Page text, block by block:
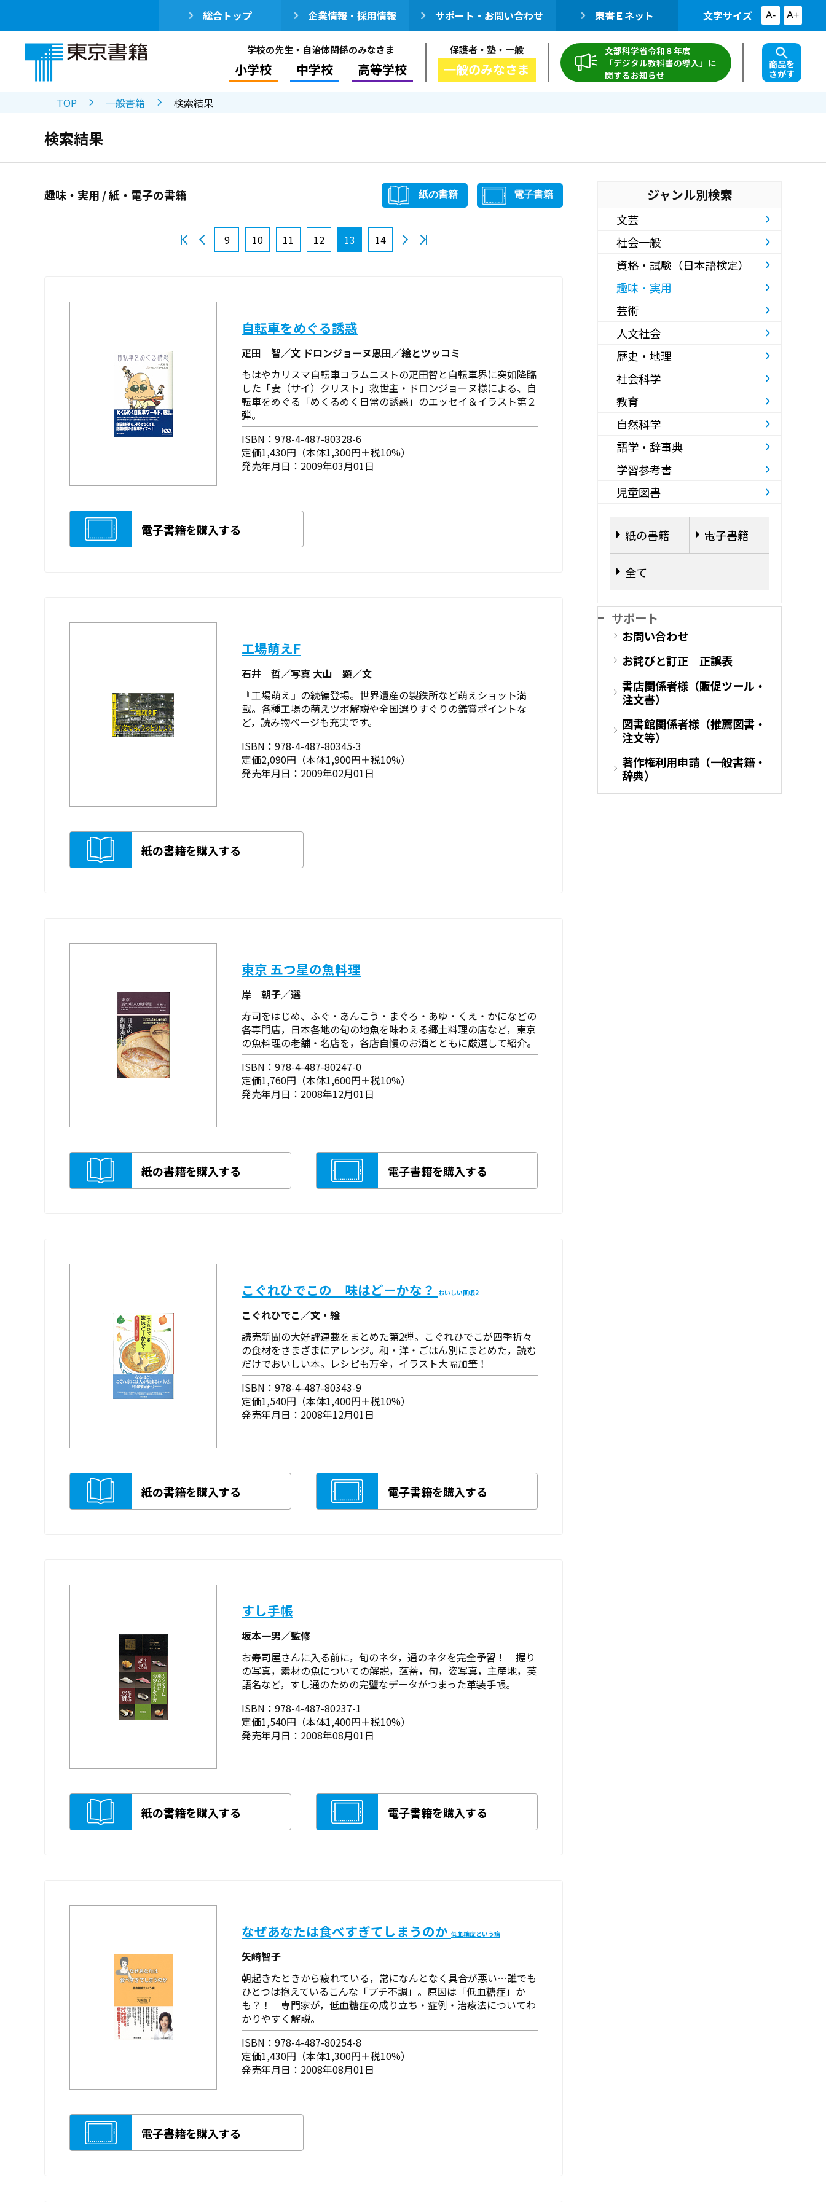
総合トップ 企業情報・採用情報 サポート・お問い合わせ 東書Ｅネット 文字サイズ A- A+
学校の先生・自治体関係のみなさま
小学校 中学校 高等学校
保護者・塾・一般
一般のみなさま
文部科学省令和８年度
「デジタル教科書の導入」に
関するお知らせ
商品を
さがす
TOP 一般書籍 検索結果
検索結果
趣味・実用 / 紙・電子の書籍 紙の書籍 電子書籍
9 10 11 12 13 14
自転車をめぐる誘惑
疋田 智／文 ドロンジョーヌ恩田／絵とツッコミ
もはやカリスマ自転車コラムニストの疋田智と自転車界に突如降臨
した「妻（サイ）クリスト」救世主・ドロンジョーヌ様による、自
転車をめぐる「めくるめく日常の誘惑」のエッセイ＆イラスト第２
弾。
ISBN：978-4-487-80328-6
定価1,430円（本体1,300円＋税10%）
発売年月日：2009年03月01日
電子書籍を購入する
工場萌えF
石井 哲／写真 大山 顕／文
『工場萌え』の続編登場。世界遺産の製鉄所など萌えショット満
載。各種工場の萌えツボ解説や全国選りすぐりの鑑賞ポイントな
ど，読み物ページも充実です。
ISBN：978-4-487-80345-3
定価2,090円（本体1,900円＋税10%）
発売年月日：2009年02月01日
紙の書籍を購入する
東京 五つ星の魚料理
岸 朝子／選
寿司をはじめ、ふぐ・あんこう・まぐろ・あゆ・くえ・かになどの
各専門店，日本各地の旬の地魚を味わえる郷土料理の店など，東京
の魚料理の老舗・名店を，各店自慢のお酒とともに厳選して紹介。
ISBN：978-4-487-80247-0
定価1,760円（本体1,600円＋税10%）
発売年月日：2008年12月01日
紙の書籍を購入する 電子書籍を購入する
こぐれひでこの 味はどーかな？ おいしい画帳2
こぐれひでこ／文・絵
読売新聞の大好評連載をまとめた第2弾。こぐれひでこが四季折々
の食材をさまざまにアレンジ。和・洋・ごはん別にまとめた，読む
だけでおいしい本。レシピも万全，イラスト大幅加筆！
ISBN：978-4-487-80343-9
定価1,540円（本体1,400円＋税10%）
発売年月日：2008年12月01日
紙の書籍を購入する 電子書籍を購入する
すし手帳
坂本一男／監修
お寿司屋さんに入る前に，旬のネタ，通のネタを完全予習！ 握り
の写真，素材の魚についての解説，薀蓄，旬，姿写真，主産地，英
語名など，すし通のための完璧なデータがつまった革装手帳。
ISBN：978-4-487-80237-1
定価1,540円（本体1,400円＋税10%）
発売年月日：2008年08月01日
紙の書籍を購入する 電子書籍を購入する
なぜあなたは食べすぎてしまうのか低血糖症という病
矢崎智子
朝起きたときから疲れている，常になんとなく具合が悪い…誰でも
ひとつは抱えているこんな「プチ不調」。原因は「低血糖症」か
も？！ 専門家が，低血糖症の成り立ち・症例・治療法についてわ
かりやすく解説。
ISBN：978-4-487-80254-8
定価1,430円（本体1,300円＋税10%）
発売年月日：2008年08月01日
電子書籍を購入する
ジャンル別検索
文芸
社会一般
資格・試験（日本語検定）
趣味・実用
芸術
人文社会
歴史・地理
社会科学
教育
自然科学
語学・辞事典
学習参考書
児童図書
紙の書籍 電子書籍
全て
サポート
お問い合わせ
お詫びと訂正 正誤表
書店関係者様（販促ツール・
注文書）
図書館関係者様（推薦図書・
注文等）
著作権利用申請（一般書籍・
辞典）